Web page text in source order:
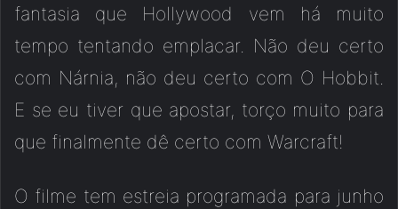
fantasia que Hollywood vem há muito
tempo tentando emplacar. Não deu certo
com Nárnia, não deu certo com O Hobbit.
E se eu tiver que apostar, torço muito para
que finalmente dê certo com Warcraft!
O filme tem estreia programada para junho